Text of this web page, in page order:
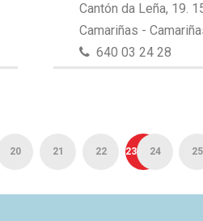
Cantón da Leña, 19.
Camariñas -
640 03 24 28
20 21 22 23 24 25